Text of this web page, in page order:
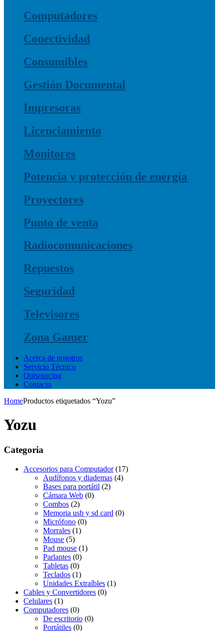
Computadores
Conectividad
Consumibles
Gestión Documental
Impresoras
Licenciamiento
Monitores
Potencia y protección de energía
Proyectores
Punto de venta
Radiocomunicaciones
Repuestos
Seguridad
Televisores
Zona Gamer
Acerca de nosotros
Servicio Técnico
Outsourcing
Contacto
HomeProductos etiquetados “Yozu”
Yozu
Categoria
Accesorios para Computador (17)
Audífonos y diademas (4)
Bases para portátil (2)
Cámara Web (0)
Combos (2)
Memoria usb y sd card (0)
Micrófono (0)
Morrales (1)
Mouse (5)
Pad mouse (1)
Parlantes (0)
Tabletas (0)
Teclados (1)
Unidades Extraíbles (1)
Cables y Convertidores (0)
Celulares (1)
Computadores (0)
De escritorio (0)
Portátiles (0)